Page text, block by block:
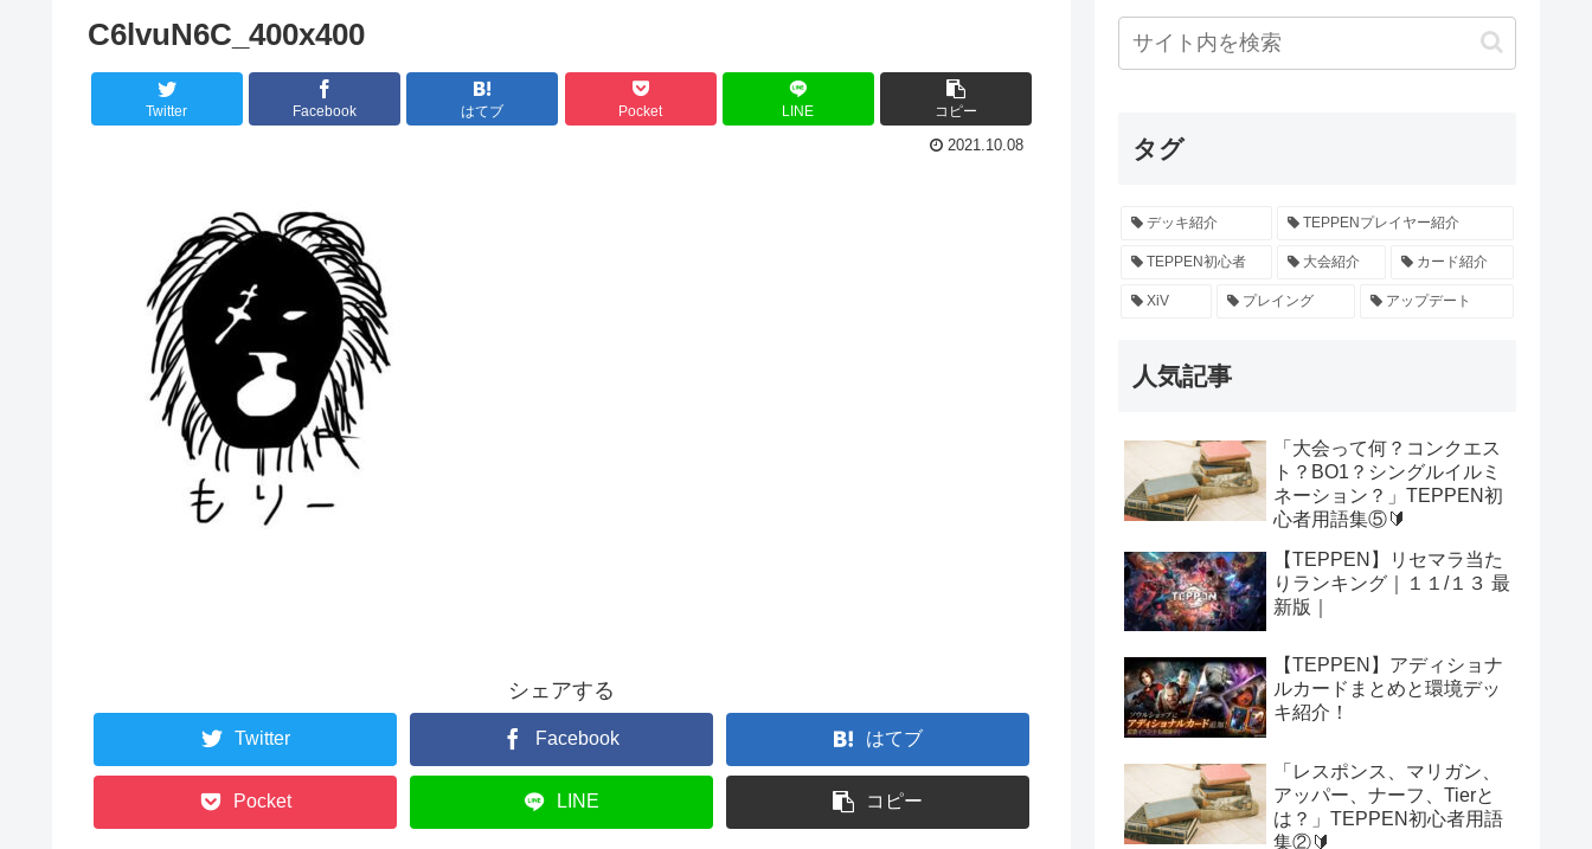
C6lvuN6C_400x400
Twitter Facebook はてブ Pocket LINE コピー
2021.10.08
シェアする
Twitter Facebook はてブ
Pocket LINE コピー
タグ
デッキ紹介 TEPPENプレイヤー紹介
TEPPEN初心者 大会紹介 カード紹介
XiV プレイング アップデート
人気記事
「大会って何？コンクエス
ト？BO1？シングルイルミ
ネーション？」TEPPEN初
心者用語集⑤🔰
【TEPPEN】リセマラ当た
りランキング｜１１/１３ 最
新版｜
【TEPPEN】アディショナ
ルカードまとめと環境デッ
キ紹介！
「レスポンス、マリガン、
アッパー、ナーフ、Tierと
は？」TEPPEN初心者用語
集②🔰